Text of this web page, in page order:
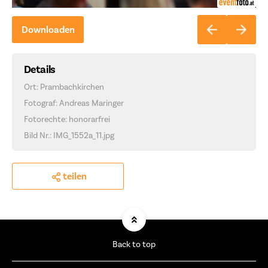
Downloaden
Details
Ort: Prambachkirchen
Fotograf: Andreas Maringer
Fotorechte: honorarfrei
Bild Nr.: IMG_1552a_11.jpg
teilen
Back to top